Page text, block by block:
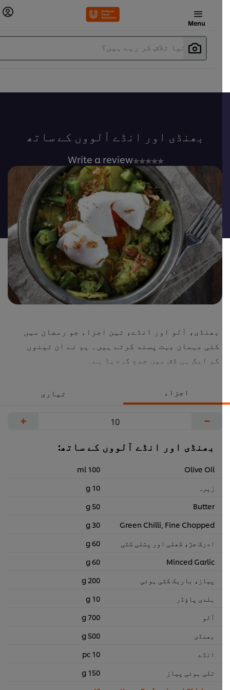
Menu
آپ کیا تلاش کر رہے ہیں؟
بھنڈی اور انڈے آلووں کے ساتھ
No
ratings
submitted
for
this
recipe
Write a review
بھنڈی، آلو اور انڈے، تین اجزاء جو رمضان میں
کئی مہمان بہت پسند کرتے ہیں۔ ہم نے ان تینوں
کو ایک ہی ڈش میں جمع کردیا ہے۔
اجزاء تیاری
بھنڈی اور انڈے آلووں کے ساتھ:
Olive Oil
100 ml
زیرہ
10 g
Butter
50 g
Green Chilli, Fine Chopped
30 g
ادرک جڑ، کھلی اور پتلی کٹی
60 g
Minced Garlic
60 g
پیاز، باریک کٹی ہوئی
200 g
ہلدی پاﺅڈر
10 g
آلو
700 g
بھنڈی
500 g
انڈے
10 pc
تلی ہوئی پیاز
150 g